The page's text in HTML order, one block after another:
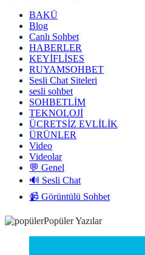
BAKÜ
Blog
Canlı Sohbet
HABERLER
KEYİFLİSES
RUYAMSOHBET
Sesli Chat Siteleri
sesli sohbet
SOHBETLİM
TEKNOLOJİ
ÜCRETSİZ EVLİLİK
ÜRÜNLER
Video
Videolar
💬 Genel
🔊 Sesli Chat
📹 Görüntülü Sohbet
Popüler Yazılar